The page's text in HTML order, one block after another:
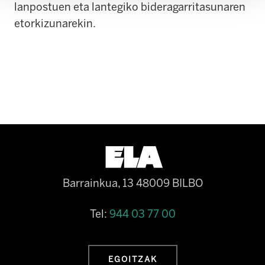
lanpostuen eta lantegiko bideragarritasunaren
etorkizunarekin.
Barrainkua, 13 48009 BILBO
Tel: 944 03 77 00
EGOITZAK